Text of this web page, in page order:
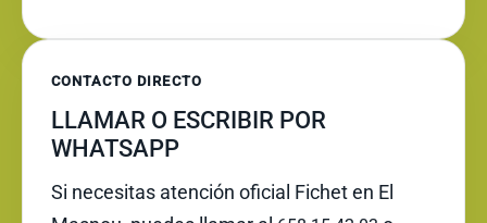
CONTACTO DIRECTO
LLAMAR O ESCRIBIR POR
WHATSAPP
Si necesitas atención oficial Fichet en El